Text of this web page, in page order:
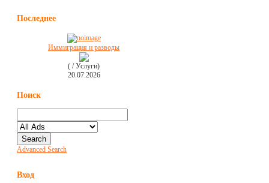
Последнее
Иммиграция и разводы
( / Услуги)
20.07.2026
Поиск
Advanced Search
Вход